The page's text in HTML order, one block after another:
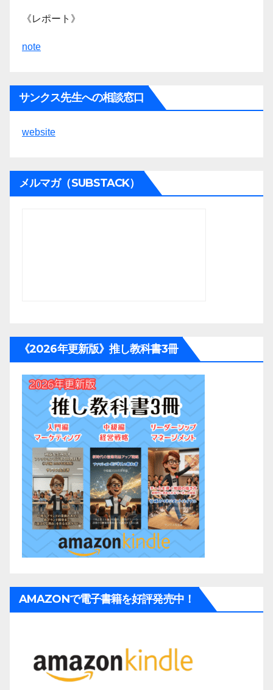
《レポート》
note
サンクス先生への相談窓口
website
メルマガ（SUBSTACK）
《2026年更新版》推し教科書3冊
AMAZONで電子書籍を好評発売中！